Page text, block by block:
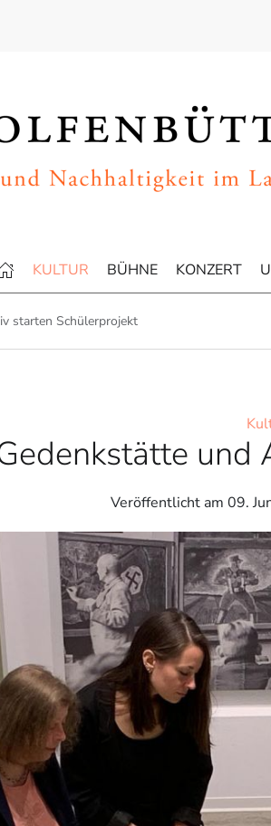
KULTUR BÜHNE KONZERT
starten Schülerprojekt
Veröffentlicht am 09.